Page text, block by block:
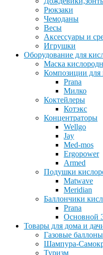
Рюкзаки
Чемоданы
Весы
Аксессуары и
Игрушки
Оборудование для
Маска
Композиции для
Prana
Милко
Коктейлеры
Котэкс
Концентраторы
Wellgo
Jay
Med-mos
Ergopower
Armed
Подушки
Matwave
Meridian
Баллончики
Prana
Основной
Товары для дома и
Газовые баллоны
Шампура-
Туризм